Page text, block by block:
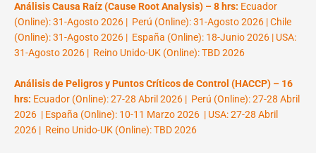
Análisis Causa Raíz (Cause Root Analysis) – 8 hrs: Ecuador
(Online): 31-Agosto 2026 | Perú (Online): 31-Agosto 2026 | Chile
(Online): 31-Agosto 2026 | España (Online): 18-Junio 2026 | USA:
31-Agosto 2026 | Reino Unido-UK (Online): TBD 2026
Análisis de Peligros y Puntos Críticos de Control (HACCP) – 16
hrs: Ecuador (Online): 27-28 Abril 2026 | Perú (Online): 27-28 Abril
2026 | España (Online): 10-11 Marzo 2026 | USA: 27-28 Abril
2026 | Reino Unido-UK (Online): TBD 2026